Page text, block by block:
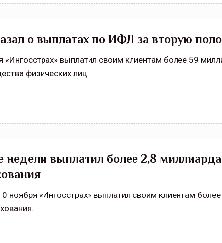
о выплатах по ИФЛ за вторую
«Ингосстрах» выплатил своим клиентам более 59
физических лиц.
недели выплатил более 2,8
ноября «Ингосстрах» выплатил своим клиентам
агрокультур, но и зона
СЕНТЯБРЬ
прогрессивных в мире,
ССТ, 2025 №4